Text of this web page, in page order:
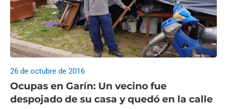
Ocupas en Garín: Un vecino fue
despojado de su casa y quedó en la calle
26 de octubre de 2016